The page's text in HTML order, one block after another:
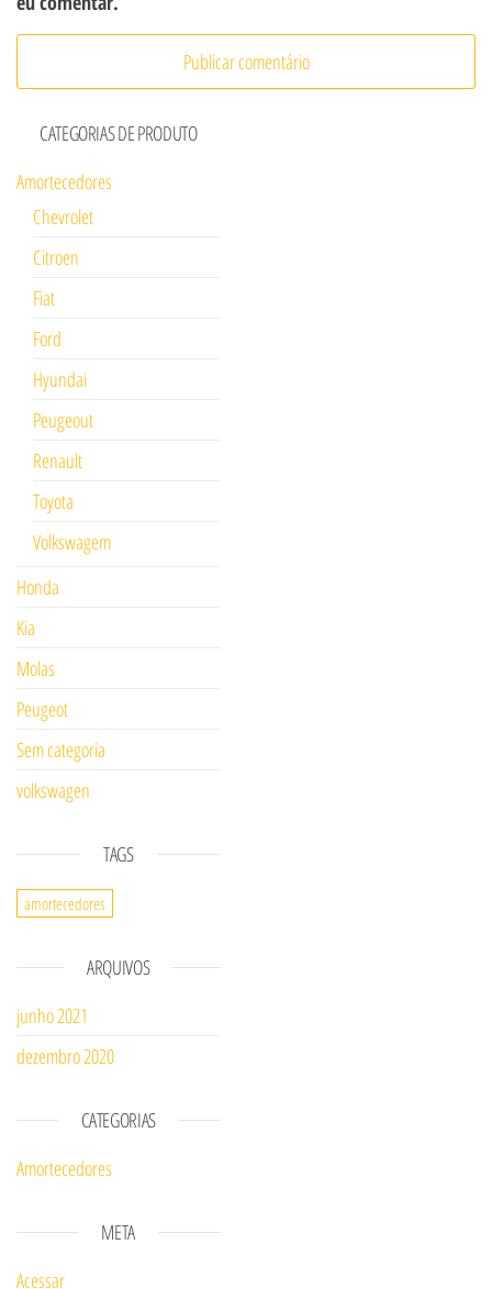
CATEGORIAS DE PRODUTO
Amortecedores
Chevrolet
Citroen
Fiat
Ford
Hyundai
Peugeout
Renault
Toyota
Volkswagem
Honda
Kia
Molas
Peugeot
Sem categoria
volkswagen
TAGS
amortecedores
ARQUIVOS
junho 2021
dezembro 2020
CATEGORIAS
Amortecedores
META
Acessar